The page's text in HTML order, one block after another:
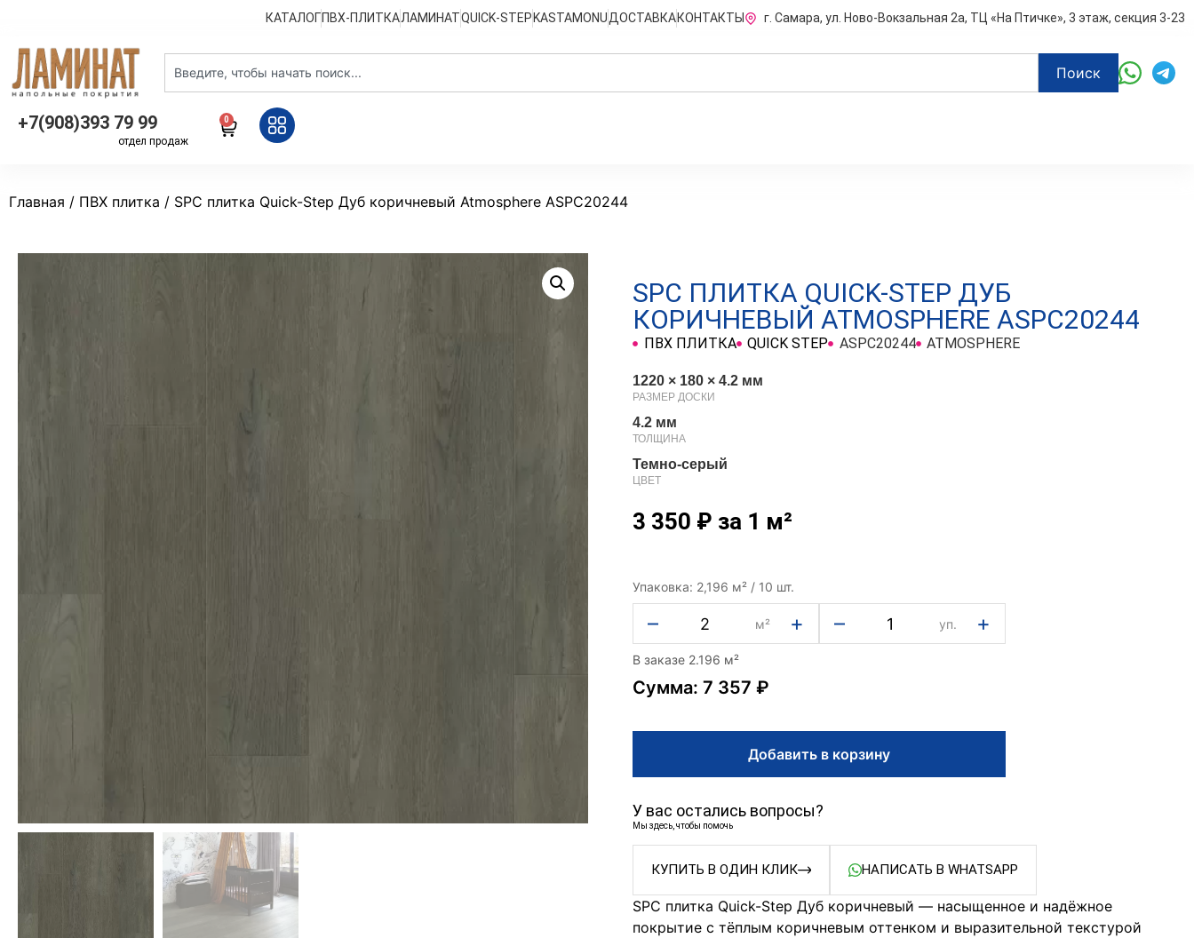
КАТАЛОГ ПВХ-ПЛИТКАЛАМИНАТQUICK-STEP KASTAMONUДОСТАВКА КОНТАКТЫ г. Самара, ул. Ново-Вокзальная 2а, ТЦ «На Птичке», 3 этаж, секция 3-23
Поиск
+7(908)393 79 99
отдел продаж
0
Главная / ПВХ плитка / SPC плитка Quick-Step Дуб коричневый Atmosphere ASPC20244
SPC ПЛИТКА QUICK-STEP ДУБ
КОРИЧНЕВЫЙ ATMOSPHERE ASPC20244
ПВХ ПЛИТКА QUICK STEP ASPC20244 ATMOSPHERE
1220 × 180 × 4.2 мм
РАЗМЕР ДОСКИ
4.2 мм
ТОЛЩИНА
Темно-серый
ЦВЕТ
3 350 ₽ за 1 м²
Упаковка: 2,196 м² / 10 шт.
– м² + – уп. +
В заказе 2.196 м²
Сумма: 7 357 ₽
Добавить в корзину
У вас остались вопросы?
Мы здесь, чтобы помочь
КУПИТЬ В ОДИН КЛИК НАПИСАТЬ В WHATSAPP
SPC плитка Quick-Step Дуб коричневый — насыщенное и надёжное
покрытие с тёплым коричневым оттенком и выразительной текстурой